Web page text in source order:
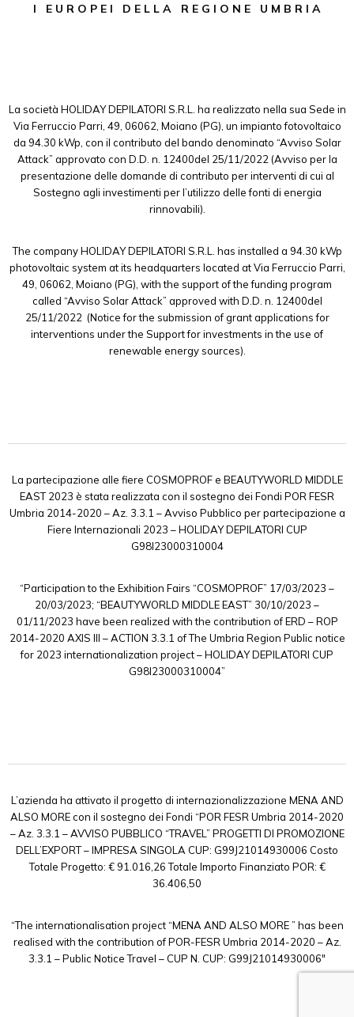
I E U R O P E I D E L L A R E G I O N E U M B R I A
La società HOLIDAY DEPILATORI S.R.L. ha realizzato nella sua Sede in
Via Ferruccio Parri, 49, 06062, Moiano (PG), un impianto fotovoltaico
da 94.30 kWp, con il contributo del bando denominato “Avviso Solar
Attack” approvato con D.D. n. 12400del 25/11/2022 (Avviso per la
presentazione delle domande di contributo per interventi di cui al
Sostegno agli investimenti per l’utilizzo delle fonti di energia
rinnovabili).
The company HOLIDAY DEPILATORI S.R.L. has installed a 94.30 kWp
photovoltaic system at its headquarters located at Via Ferruccio Parri,
49, 06062, Moiano (PG), with the support of the funding program
called “Avviso Solar Attack” approved with D.D. n. 12400del
25/11/2022 (Notice for the submission of grant applications for
interventions under the Support for investments in the use of
renewable energy sources).
La partecipazione alle fiere COSMOPROF e BEAUTYWORLD MIDDLE
EAST 2023 è stata realizzata con il sostegno dei Fondi POR FESR
Umbria 2014-2020 – Az. 3.3.1 – Avviso Pubblico per partecipazione a
Fiere Internazionali 2023 – HOLIDAY DEPILATORI CUP
G98I23000310004
“Participation to the Exhibition Fairs “COSMOPROF” 17/03/2023 –
20/03/2023; “BEAUTYWORLD MIDDLE EAST” 30/10/2023 –
01/11/2023 have been realized with the contribution of ERD – ROP
2014-2020 AXIS III – ACTION 3.3.1 of The Umbria Region Public notice
for 2023 internationalization project – HOLIDAY DEPILATORI CUP
G98I23000310004”
L’azienda ha attivato il progetto di internazionalizzazione MENA AND
ALSO MORE con il sostegno dei Fondi “POR FESR Umbria 2014-2020
– Az. 3.3.1 – AVVISO PUBBLICO “TRAVEL” PROGETTI DI PROMOZIONE
DELL’EXPORT – IMPRESA SINGOLA CUP: G99J21014930006 Costo
Totale Progetto: € 91.016,26 Totale Importo Finanziato POR: €
36.406,50
“The internationalisation project “MENA AND ALSO MORE ” has been
realised with the contribution of POR-FESR Umbria 2014-2020 – Az.
3.3.1 – Public Notice Travel – CUP N. CUP: G99J21014930006″